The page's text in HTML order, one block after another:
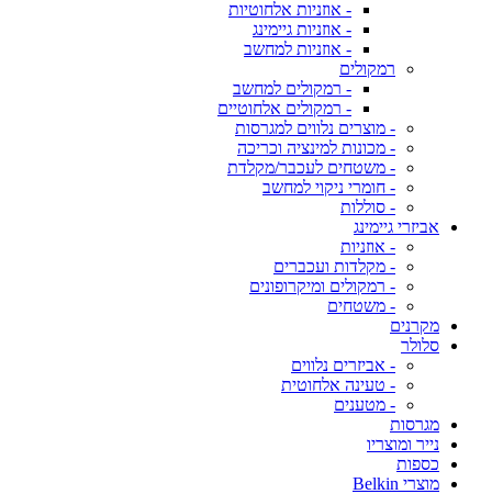
- אוזניות אלחוטיות
- אוזניות גיימינג
- אוזניות למחשב
רמקולים
- רמקולים למחשב
- רמקולים אלחוטיים
- מוצרים נלווים למגרסות
- מכונות למינציה וכריכה
- משטחים לעכבר/מקלדת
- חומרי ניקוי למחשב
- סוללות
אביזרי גיימינג
- אוזניות
- מקלדות ועכברים
- רמקולים ומיקרופונים
- משטחים
מקרנים
סלולר
- אביזרים נלווים
- טעינה אלחוטית
- מטענים
מגרסות
נייר ומוצריו
כספות
מוצרי Belkin